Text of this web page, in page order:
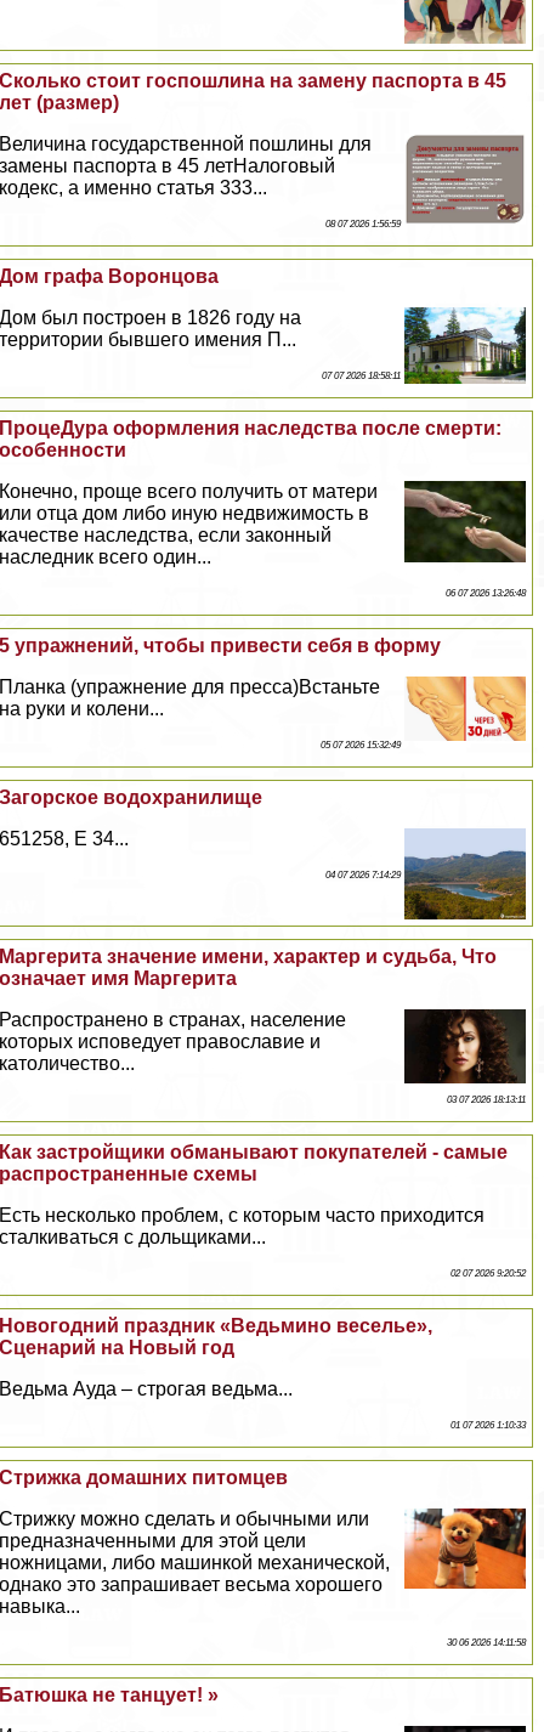
Сколько стоит госпошлина на замену паспорта в 45
лет (размер)
Величина государственной пошлины для
замены паспорта в 45 летНалоговый
кодекс, а именно статья 333...
08 07 2026 1:56:59
Дом графа Воронцова
Дом был построен в 1826 году на
территории бывшего имения П...
07 07 2026 18:58:11
ПроцеДypa оформления наследства после cмepти:
особенности
Конечно, проще всего получить от матери
или отца дом либо иную недвижимость в
качестве наследства, если законный
наследник всего один...
06 07 2026 13:26:48
5 упражнений, чтобы привести себя в форму
Планка (упражнение для пресса)Встаньте
на руки и колени...
05 07 2026 15:32:49
Загорское водохранилище
651258, E 34...
04 07 2026 7:14:29
Маргерита значение имени, хаpaктер и судьба, Что
означает имя Маргерита
Распространено в странах, население
которых исповедует православие и
католичество...
03 07 2026 18:13:11
Как застройщики обманывают покупателей - самые
распространенные схемы
Есть несколько проблем, с которым часто приходится
сталкиваться с дольщиками...
02 07 2026 9:20:52
Новогодний праздник «Ведьмино веселье»,
Сценарий на Новый год
Ведьма Ауда – строгая ведьма...
01 07 2026 1:10:33
Стрижка домашних питомцев
Стрижку можно сделать и обычными или
предназначенными для этой цели
ножницами, либо машинкой механической,
однако это запрашивает весьма хорошего
навыка...
30 06 2026 14:11:58
Батюшка не танцует! »